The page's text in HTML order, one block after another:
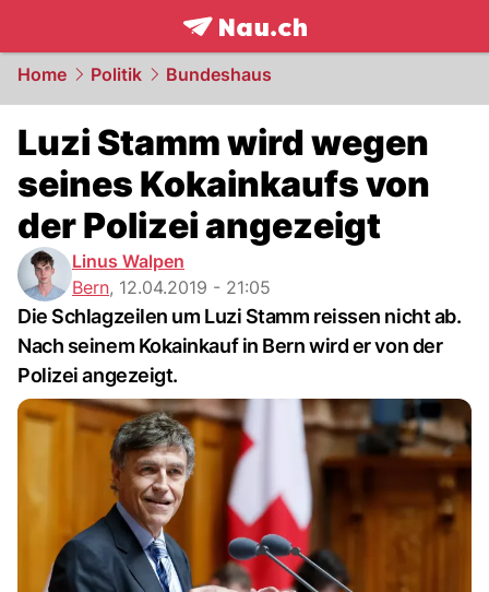
frontpage.NAU.ch
Home Politik Bundeshaus
Luzi Stamm wird wegen
seines Kokainkaufs von
der Polizei angezeigt
Linus Walpen
Bern, 12.04.2019 - 21:05
Die Schlagzeilen um Luzi Stamm reissen nicht ab.
Nach seinem Kokainkauf in Bern wird er von der
Polizei angezeigt.